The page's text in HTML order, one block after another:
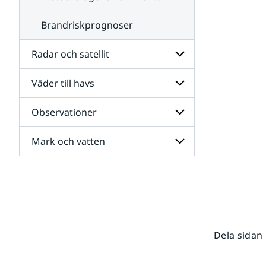
Brandriskprognoser
Radar och satellit
Undersidor
för
Radar
och
satellit
Väder till havs
Undersidor
för
Väder
till
havs
Observationer
Undersidor
för
Mark och vatten
Dela sidan